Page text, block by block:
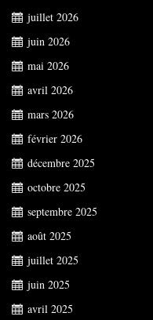
juillet 2026
juin 2026
mai 2026
avril 2026
mars 2026
février 2026
décembre 2025
octobre 2025
septembre 2025
août 2025
juillet 2025
juin 2025
avril 2025